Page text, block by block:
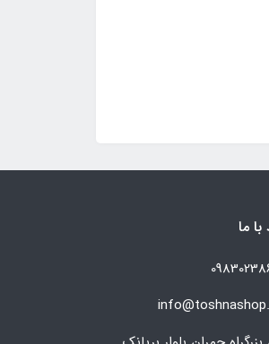
با ما